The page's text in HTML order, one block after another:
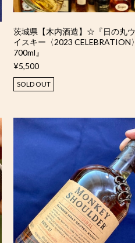
茨城県【木内酒造】☆『日の丸ウ
イスキー〈2023 CELEBRATION〉
700ml』
¥5,500
SOLD OUT